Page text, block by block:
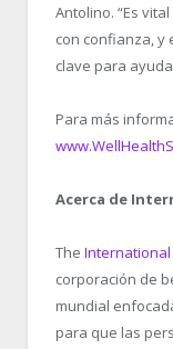
Antolino. “Es
con confianza, y
clave para
Para más
Acerca de
The International
corporación de
mundial
para que las